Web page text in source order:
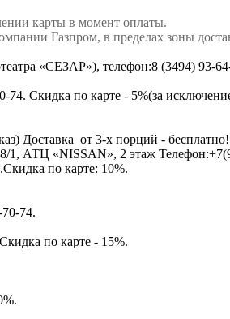
карты в момент оплаты.
Газпром, в пределах зоны
«СЕЗАР»), телефон:8 (3494) 93-
Скидка по карте - 5%(за
Доставка от 3-х порций -
АТЦ «NISSAN», 2 этаж
по карте: 10%.
74.
по карте - 15%.